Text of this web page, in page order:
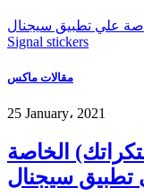
علي تطبيق سيجنال –
Signal stickers
مقالات ماكس
25 January، 2021
الخاصة